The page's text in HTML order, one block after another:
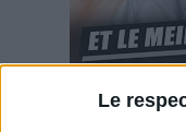
Le
Savane, LU,